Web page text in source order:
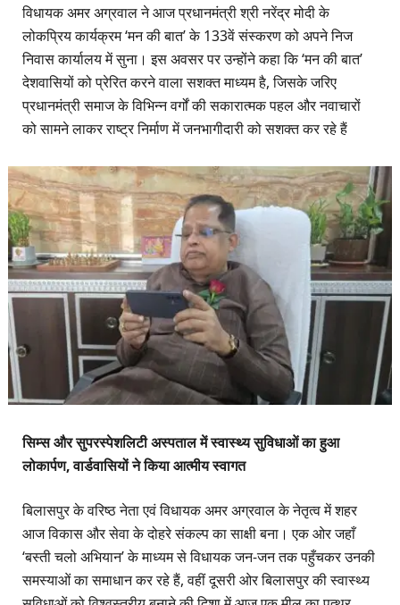
विधायक अमर अग्रवाल ने आज प्रधानमंत्री श्री नरेंद्र मोदी के
लोकप्रिय कार्यक्रम ‘मन की बात’ के 133वें संस्करण को अपने निज
निवास कार्यालय में सुना। इस अवसर पर उन्होंने कहा कि ‘मन की बात’
देशवासियों को प्रेरित करने वाला सशक्त माध्यम है, जिसके जरिए
प्रधानमंत्री समाज के विभिन्न वर्गों की सकारात्मक पहल और नवाचारों
को सामने लाकर राष्ट्र निर्माण में जनभागीदारी को सशक्त कर रहे हैं
सिम्स और सुपरस्पेशलिटी अस्पताल में स्वास्थ्य सुविधाओं का हुआ
लोकार्पण, वार्डवासियों ने किया आत्मीय स्वागत
बिलासपुर के वरिष्ठ नेता एवं विधायक अमर अग्रवाल के नेतृत्व में शहर
आज विकास और सेवा के दोहरे संकल्प का साक्षी बना। एक ओर जहाँ
‘बस्ती चलो अभियान’ के माध्यम से विधायक जन-जन तक पहुँचकर उनकी
समस्याओं का समाधान कर रहे हैं, वहीं दूसरी ओर बिलासपुर की स्वास्थ्य